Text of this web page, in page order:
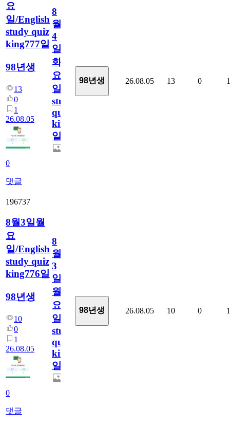
요
일/English
study quiz
king777일
98년생
13
0
1
26.08.05
0
댓글
8
월
4
일
화
요
일/English
study
quiz
king777
일
98년생 26.08.05 13 0 1
196737
8월3일월
요
일/English
study quiz
king776일
98년생
10
0
1
26.08.05
0
댓글
8
월
3
일
월
요
일/English
study
quiz
king776
일
98년생 26.08.05 10 0 1